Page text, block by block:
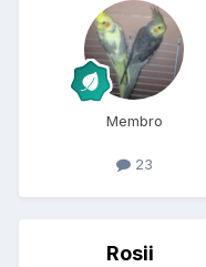
Membro
23
Rosii